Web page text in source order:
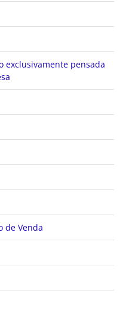
exclusivamente pensada
de Venda